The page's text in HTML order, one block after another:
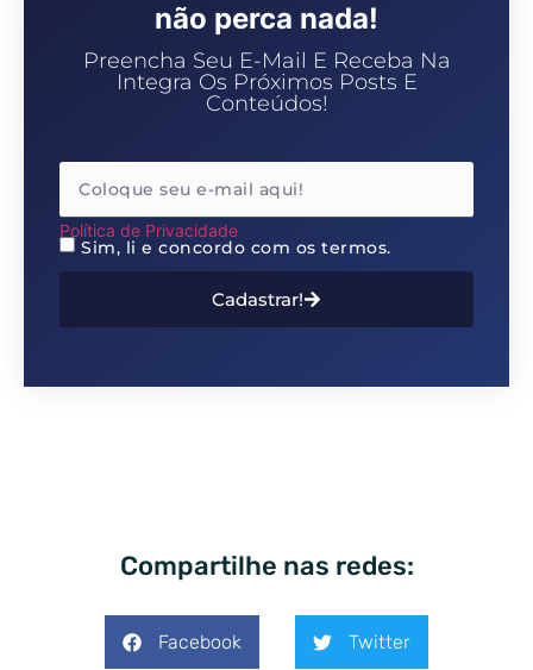
não perca nada!
Preencha Seu E-Mail E Receba Na
Integra Os Próximos Posts E
Conteúdos!
Política de Privacidade
Sim, li e concordo com os termos.
Cadastrar!
Compartilhe nas redes:
Facebook Twitter